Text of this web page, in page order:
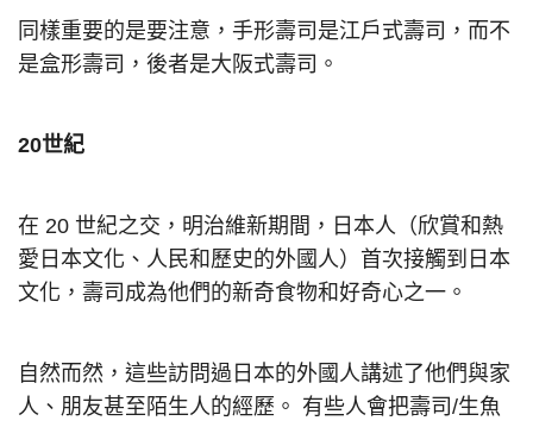
同樣重要的是要注意，手形壽司是江戶式壽司，而不
是盒形壽司，後者是大阪式壽司。
20世紀
在 20 世紀之交，明治維新期間，日本人（欣賞和熱
愛日本文化、人民和歷史的外國人）首次接觸到日本
文化，壽司成為他們的新奇食物和好奇心之一。
自然而然，這些訪問過日本的外國人講述了他們與家
人、朋友甚至陌生人的經歷。 有些人會把壽司/生魚